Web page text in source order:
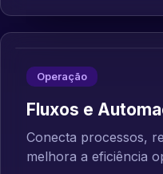
Operação
Fluxos e
Conecta processos,
melhora a eficiência